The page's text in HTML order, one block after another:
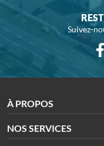
Suivez-
À PROPOS
NOS SERVICES